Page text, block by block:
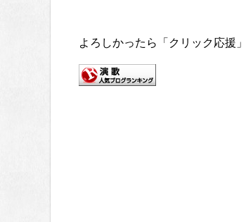
よろしかったら「クリック応援